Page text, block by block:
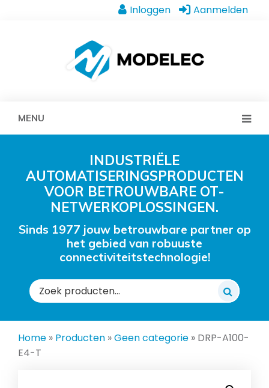
Inloggen Aanmelden
MENU
INDUSTRIËLE
AUTOMATISERINGSPRODUCTEN
VOOR BETROUWBARE OT-
NETWERKOPLOSSINGEN.
Sinds 1977 jouw betrouwbare partner op
het gebied van robuuste
connectiviteitstechnologie!
Zoeken
naar:
Home » Producten »Geen categorie » DRP-A100-
E4-T